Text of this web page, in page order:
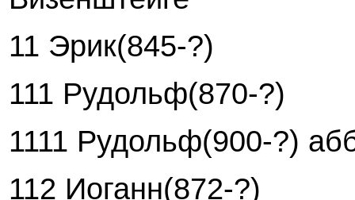
11 Эрик(845-?)
111 Рудольф(870-?)
1111 Рудольф(900-?)
112 Иоганн(872-?)